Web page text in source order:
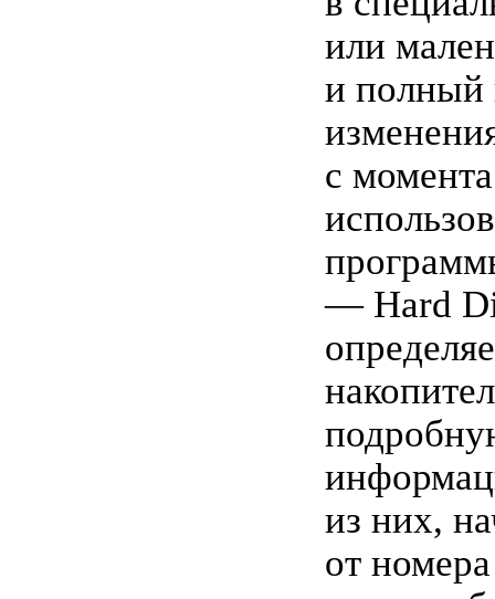
или
и полный
с
— Hard
из них,
от